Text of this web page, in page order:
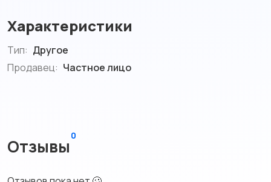
Характеристики
Тип: Другое
Продавец: Частное лицо
Отзывы
0